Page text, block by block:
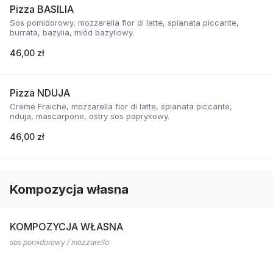
Pizza BASILIA
Sos pomidorowy, mozzarella fior di latte, spianata piccante,
burrata, bazylia, miód bazyliowy.
46,00 zł
Pizza NDUJA
Creme Fraiche, mozzarella fior di latte, spianata piccante,
nduja, mascarpone, ostry sos paprykowy.
46,00 zł
Kompozycja własna
KOMPOZYCJA WŁASNA
sos pomidorowy / mozzarella